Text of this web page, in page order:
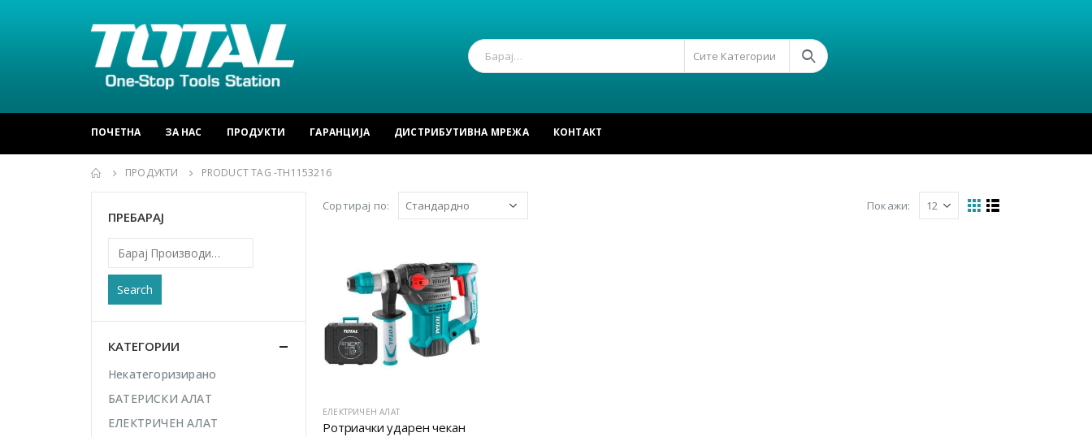
Сите Категории
ПОЧЕТНА ЗА НАС ПРОДУКТИ ГАРАНЦИЈА ДИСТРИБУТИВНА МРЕЖА КОНТАКТ
ПРОДУКТИ PRODUCT TAG -TH1153216
Сортирај по: Покажи:
ЕЛЕКТРИЧЕН АЛАТ
Ротриачки ударен чекан
ПРЕБАРАЈ
Search
КАТЕГОРИИ
Некатегоризирано
БАТЕРИСКИ АЛАТ
ЕЛЕКТРИЧЕН АЛАТ